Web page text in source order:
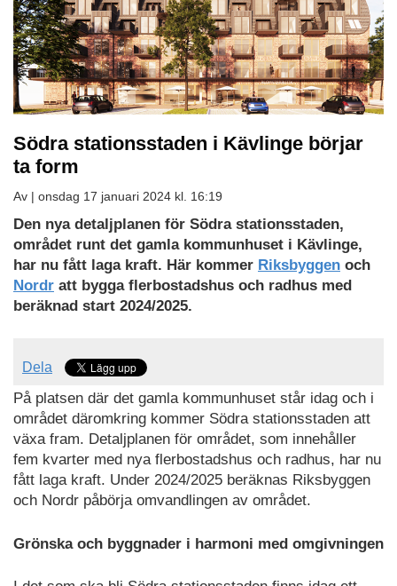
Södra stationsstaden i Kävlinge börjar
ta form
Av | onsdag 17 januari 2024 kl. 16:19
Den nya detaljplanen för Södra stationsstaden,
området runt det gamla kommunhuset i Kävlinge,
har nu fått laga kraft. Här kommer Riksbyggen och
Nordr att bygga flerbostadshus och radhus med
beräknad start 2024/2025.
Dela
På platsen där det gamla kommunhuset står idag och i
området däromkring kommer Södra stationsstaden att
växa fram. Detaljplanen för området, som innehåller
fem kvarter med nya flerbostadshus och radhus, har nu
fått laga kraft. Under 2024/2025 beräknas Riksbyggen
och Nordr påbörja omvandlingen av området.
Grönska och byggnader i harmoni med omgivningen